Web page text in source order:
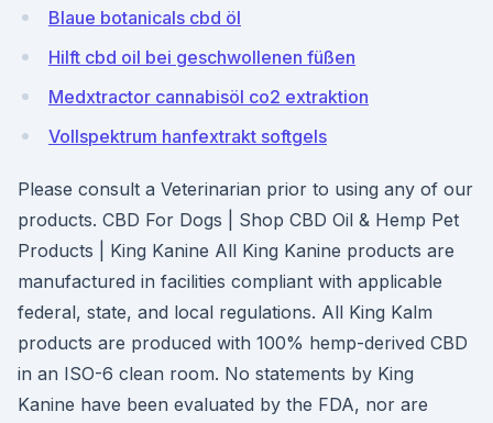
Blaue botanicals cbd öl
Hilft cbd oil bei geschwollenen füßen
Medxtractor cannabisöl co2 extraktion
Vollspektrum hanfextrakt softgels
Please consult a Veterinarian prior to using any of our
products. CBD For Dogs | Shop CBD Oil & Hemp Pet
Products | King Kanine All King Kanine products are
manufactured in facilities compliant with applicable
federal, state, and local regulations. All King Kalm
products are produced with 100% hemp-derived CBD
in an ISO-6 clean room. No statements by King
Kanine have been evaluated by the FDA, nor are